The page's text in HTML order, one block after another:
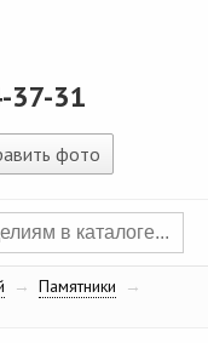
37-31
фото
→ Памятники
→